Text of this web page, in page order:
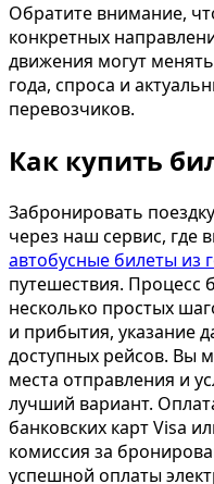
Обратите внимание,
конкретных
движения могут
года, спроса и
перевозчиков.
Как купить
Забронировать
через наш сервис, где
автобусные билеты из
путешествия. Процесс
несколько простых
и прибытия, указание
доступных рейсов. Вы
места отправления и
лучший вариант.
банковских карт Visa
комиссия за
успешной оплаты